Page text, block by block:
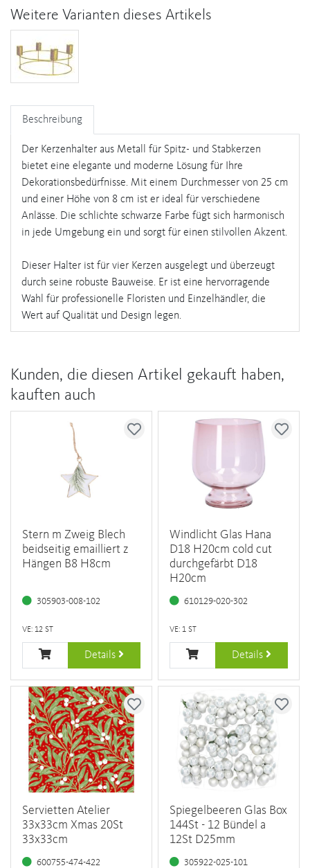
Weitere Varianten dieses Artikels
Beschreibung
Der Kerzenhalter aus Metall für Spitz- und Stabkerzen
bietet eine elegante und moderne Lösung für Ihre
Dekorationsbedürfnisse. Mit einem Durchmesser von 25 cm
und einer Höhe von 8 cm ist er ideal für verschiedene
Anlässe. Die schlichte schwarze Farbe fügt sich harmonisch
in jede Umgebung ein und sorgt für einen stilvollen Akzent.
Dieser Halter ist für vier Kerzen ausgelegt und überzeugt
durch seine robuste Bauweise. Er ist eine hervorragende
Wahl für professionelle Floristen und Einzelhändler, die
Wert auf Qualität und Design legen.
Kunden, die diesen Artikel gekauft haben,
kauften auch
Stern m Zweig Blech
beidseitig emailliert z
Hängen B8 H8cm
305903-008-102
VE: 12 ST
Details
Windlicht Glas Hana
D18 H20cm cold cut
durchgefärbt D18
H20cm
610129-020-302
VE: 1 ST
Details
Servietten Atelier
33x33cm Xmas 20St
33x33cm
600755-474-422
Spiegelbeeren Glas Box
144St - 12 Bündel a
12St D25mm
305922-025-101